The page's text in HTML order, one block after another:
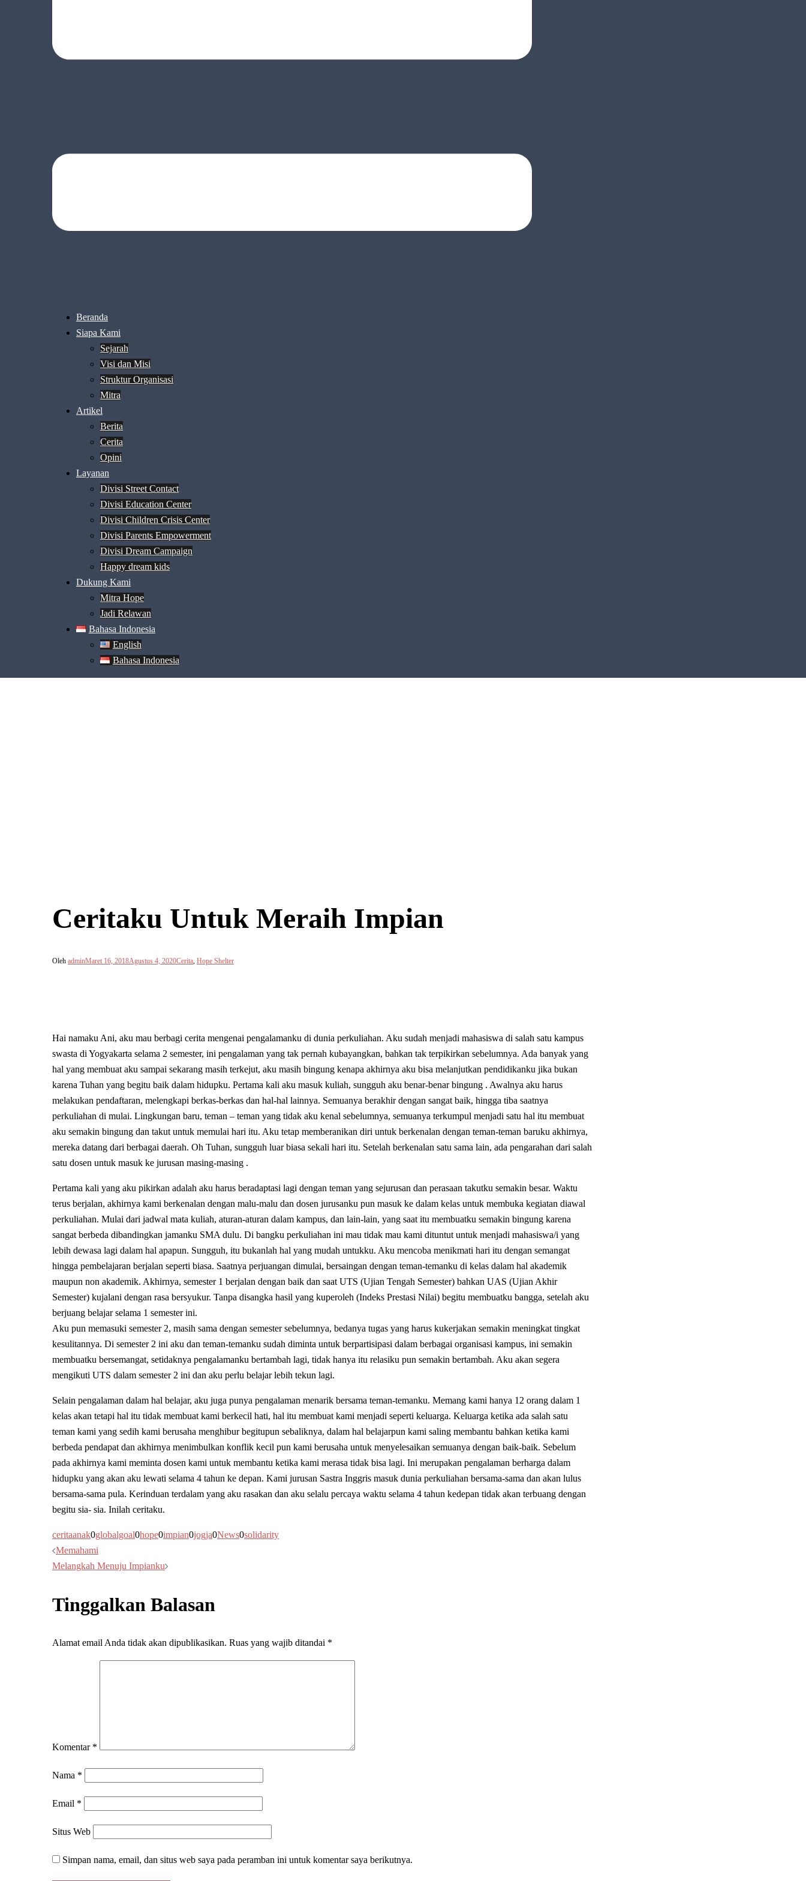
Beranda
Siapa Kami
Sejarah
Visi dan Misi
Struktur Organisasi
Mitra
Artikel
Berita
Cerita
Opini
Layanan
Divisi Street Contact
Divisi Education Center
Divisi Children Crisis Center
Divisi Parents Empowerment
Divisi Dream Campaign
Happy dream kids
Dukung Kami
Mitra Hope
Jadi Relawan
Bahasa Indonesia
English
Bahasa Indonesia
Ceritaku Untuk Meraih Impian
Oleh adminMaret 16, 2018Agustus 4, 2020Cerita Hope Shelter
Hai namaku Ani, aku mau berbagi cerita mengenai pengalamanku di dunia perkuliahan. Aku sudah menjadi mahasiswa di salah satu kampus
swasta di Yogyakarta selama 2 semester, ini pengalaman yang tak pernah kubayangkan, bahkan tak terpikirkan sebelumnya. Ada banyak yang
hal yang membuat aku sampai sekarang masih terkejut, aku masih bingung kenapa akhirnya aku bisa melanjutkan pendidikanku jika bukan
karena Tuhan yang begitu baik dalam hidupku. Pertama kali aku masuk kuliah, sungguh aku benar-benar bingung . Awalnya aku harus
melakukan pendaftaran, melengkapi berkas-berkas dan hal-hal lainnya. Semuanya berakhir dengan sangat baik, hingga tiba saatnya
perkuliahan di mulai. Lingkungan baru, teman – teman yang tidak aku kenal sebelumnya, semuanya terkumpul menjadi satu hal itu membuat
aku semakin bingung dan takut untuk memulai hari itu. Aku tetap memberanikan diri untuk berkenalan dengan teman-teman baruku akhirnya,
mereka datang dari berbagai daerah. Oh Tuhan, sungguh luar biasa sekali hari itu. Setelah berkenalan satu sama lain, ada pengarahan dari salah
satu dosen untuk masuk ke jurusan masing-masing .
Pertama kali yang aku pikirkan adalah aku harus beradaptasi lagi dengan teman yang sejurusan dan perasaan takutku semakin besar. Waktu
terus berjalan, akhirnya kami berkenalan dengan malu-malu dan dosen jurusanku pun masuk ke dalam kelas untuk membuka kegiatan diawal
perkuliahan. Mulai dari jadwal mata kuliah, aturan-aturan dalam kampus, dan lain-lain, yang saat itu membuatku semakin bingung karena
sangat berbeda dibandingkan jamanku SMA dulu. Di bangku perkuliahan ini mau tidak mau kami dituntut untuk menjadi mahasiswa/i yang
lebih dewasa lagi dalam hal apapun. Sungguh, itu bukanlah hal yang mudah untukku. Aku mencoba menikmati hari itu dengan semangat
hingga pembelajaran berjalan seperti biasa. Saatnya perjuangan dimulai, bersaingan dengan teman-temanku di kelas dalam hal akademik
maupun non akademik. Akhirnya, semester 1 berjalan dengan baik dan saat UTS (Ujian Tengah Semester) bahkan UAS (Ujian Akhir
Semester) kujalani dengan rasa bersyukur. Tanpa disangka hasil yang kuperoleh (Indeks Prestasi Nilai) begitu membuatku bangga, setelah aku
berjuang belajar selama 1 semester ini.
Aku pun memasuki semester 2, masih sama dengan semester sebelumnya, bedanya tugas yang harus kukerjakan semakin meningkat tingkat
kesulitannya. Di semester 2 ini aku dan teman-temanku sudah diminta untuk berpartisipasi dalam berbagai organisasi kampus, ini semakin
membuatku bersemangat, setidaknya pengalamanku bertambah lagi, tidak hanya itu relasiku pun semakin bertambah. Aku akan segera
mengikuti UTS dalam semester 2 ini dan aku perlu belajar lebih tekun lagi.
Selain pengalaman dalam hal belajar, aku juga punya pengalaman menarik bersama teman-temanku. Memang kami hanya 12 orang dalam 1
kelas akan tetapi hal itu tidak membuat kami berkecil hati, hal itu membuat kami menjadi seperti keluarga. Keluarga ketika ada salah satu
teman kami yang sedih kami berusaha menghibur begitupun sebaliknya, dalam hal belajarpun kami saling membantu bahkan ketika kami
berbeda pendapat dan akhirnya menimbulkan konflik kecil pun kami berusaha untuk menyelesaikan semuanya dengan baik-baik. Sebelum
pada akhirnya kami meminta dosen kami untuk membantu ketika kami merasa tidak bisa lagi. Ini merupakan pengalaman berharga dalam
hidupku yang akan aku lewati selama 4 tahun ke depan. Kami jurusan Sastra Inggris masuk dunia perkuliahan bersama-sama dan akan lulus
bersama-sama pula. Kerinduan terdalam yang aku rasakan dan aku selalu percaya waktu selama 4 tahun kedepan tidak akan terbuang dengan
begitu sia- sia. Inilah ceritaku.
ceritaanak0globalgoal0hope0impian0jogja0News0solidarity
Navigasi
Memahami
Melangkah Menuju Impianku
Tinggalkan Balasan
Alamat email Anda tidak akan dipublikasikan. Ruas yang wajib ditandai *
Komentar *
Nama *
Email *
Situs Web
Simpan nama, email, dan situs web saya pada peramban ini untuk komentar saya berikutnya.